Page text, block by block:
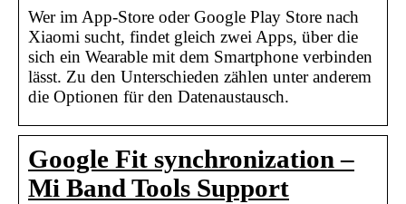
Wer im App-Store oder Google Play Store nach
Xiaomi sucht, findet gleich zwei Apps, über die
sich ein Wearable mit dem Smartphone verbinden
lässt. Zu den Unterschieden zählen unter anderem
die Optionen für den Datenaustausch.
Google Fit synchronization –
Mi Band Tools Support